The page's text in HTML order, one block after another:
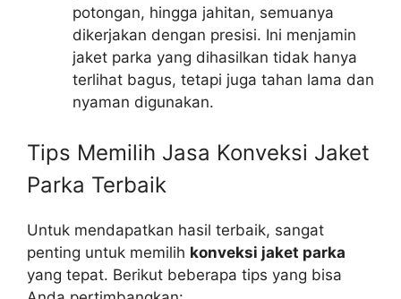
potongan, hingga jahitan, semuanya
dikerjakan dengan presisi. Ini menjamin
jaket parka yang dihasilkan tidak hanya
terlihat bagus, tetapi juga tahan lama dan
nyaman digunakan.
Tips Memilih Jasa Konveksi Jaket
Parka Terbaik
Untuk mendapatkan hasil terbaik, sangat
penting untuk memilih konveksi jaket parka
yang tepat. Berikut beberapa tips yang bisa